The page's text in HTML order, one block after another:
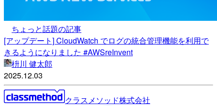
ちょっと話題の記事
[アップデート] CloudWatch でログの統合管理機能を利用で
きるようになりました #AWSreInvent
枡川 健太郎
2025.12.03
クラスメソッド株式会社